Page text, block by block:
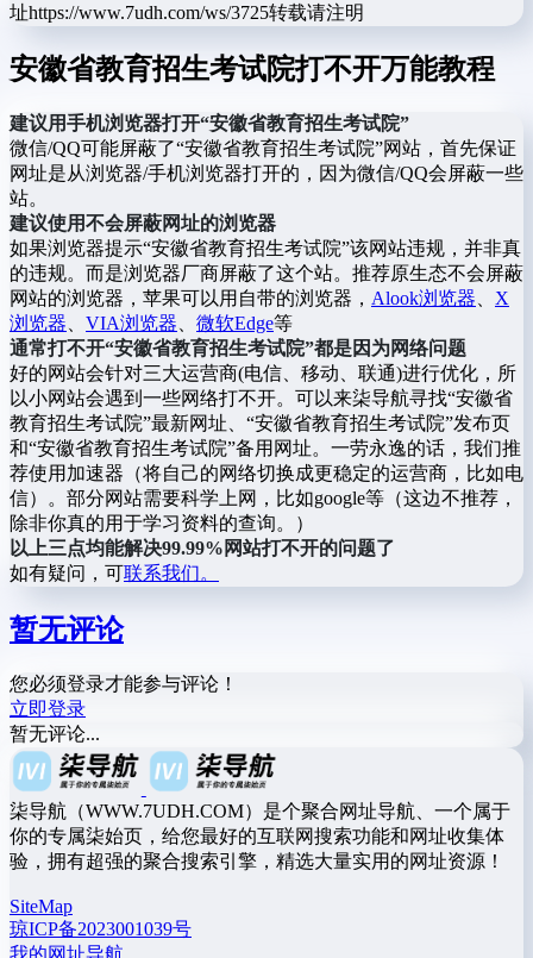
址https://www.7udh.com/ws/3725转载请注明
安徽省教育招生考试院打不开万能教程
建议用手机浏览器打开“安徽省教育招生考试院”
微信/QQ可能屏蔽了“安徽省教育招生考试院”网站，首先保证
网址是从浏览器/手机浏览器打开的，因为微信/QQ会屏蔽一些
站。
建议使用不会屏蔽网址的浏览器
如果浏览器提示“安徽省教育招生考试院”该网站违规，并非真
的违规。而是浏览器厂商屏蔽了这个站。推荐原生态不会屏蔽
网站的浏览器，苹果可以用自带的浏览器， Alook浏览器
X
浏览器
VIA浏览器 微软Edge等
通常打不开“安徽省教育招生考试院”都是因为网络问题
好的网站会针对三大运营商(电信、移动、联通)进行优化，所
以小网站会遇到一些网络打不开。可以来柒导航寻找“安徽省
教育招生考试院”最新网址、“安徽省教育招生考试院”发布页
和“安徽省教育招生考试院”备用网址。一劳永逸的话，我们推
荐使用加速器（将自己的网络切换成更稳定的运营商，比如电
信）。部分网站需要科学上网，比如google等（这边不推荐，
除非你真的用于学习资料的查询。）
以上三点均能解决99.99%网站打不开的问题了
如有疑问，可联系我们。
暂无评论
您必须登录才能参与评论！
立即登录
暂无评论...
柒导航（WWW.7UDH.COM）是个聚合网址导航、一个属于
你的专属柒始页，给您最好的互联网搜索功能和网址收集体
验，拥有超强的聚合搜索引擎，精选大量实用的网址资源！
SiteMap
琼ICP备2023001039号
我的网址导航